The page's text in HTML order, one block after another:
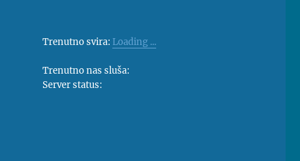
Trenutno svira: Loading ...
Trenutno nas sluša:
Server status: